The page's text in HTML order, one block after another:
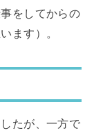
をしてからの
ます）。
たが、一方で